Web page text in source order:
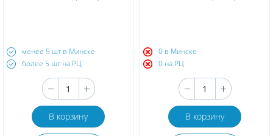
менее 5 шт в Минске
более 5 шт на РЦ
В корзину
0 в Минске
0 на РЦ
В корзину